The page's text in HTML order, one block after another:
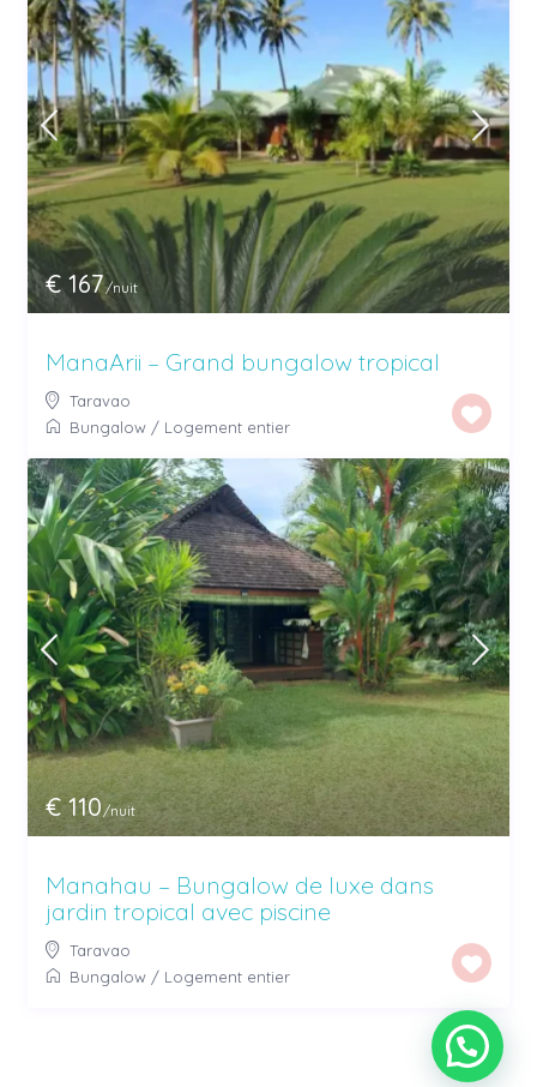
€ 167/nuit
ManaArii – Grand bungalow tropical
Taravao
Bungalow / Logement entier
€ 110/nuit
Manahau – Bungalow de luxe dans
jardin tropical avec piscine
Taravao
Bungalow / Logement entier